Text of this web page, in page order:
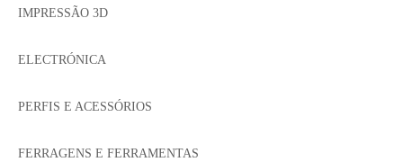
IMPRESSÃO 3D
ELECTRÓNICA
PERFIS E ACESSÓRIOS
FERRAGENS E FERRAMENTAS